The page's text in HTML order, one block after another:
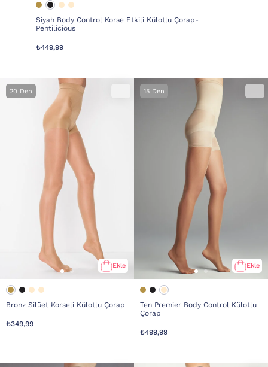
Siyah Body Control Korse Etkili Külotlu Çorap-
Pentilicious
₺449,99
20 Den
Ekle
Bronz Silüet Korseli Külotlu Çorap
₺349,99
15 Den
Ekle
Ten Premier Body Control Külotlu
Çorap
₺499,99